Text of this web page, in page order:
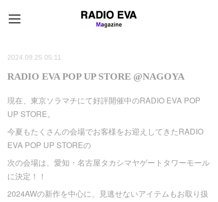
2024.09.25 05:11
RADIO EVA POP UP STORE @NAGOYA
現在、東京ソラマチにて好評開催中のRADIO EVA POP
UP STORE。
今夏もたくさんの会場でお客様をお迎えしてきたRADIO
EVA POP UP STOREの
次の会場は、愛知・名古屋タカシマヤゲートタワーモール
に決定！！
2024AWの新作を中心に、見逃せないアイテムもお取り扱